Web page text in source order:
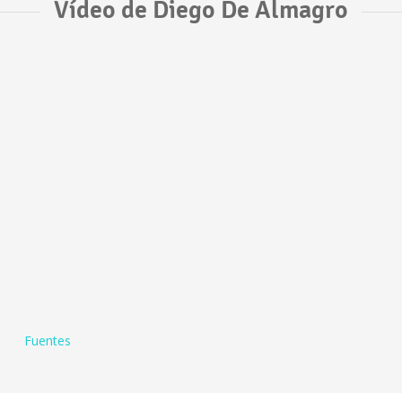
Vídeo de Diego De Almagro
Fuentes